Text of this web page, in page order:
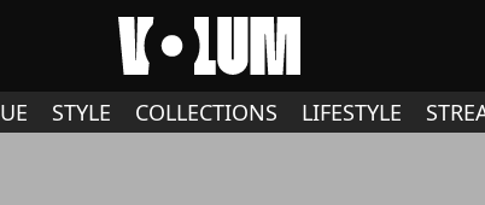
STYLE COLLECTIONS LIFESTYLE